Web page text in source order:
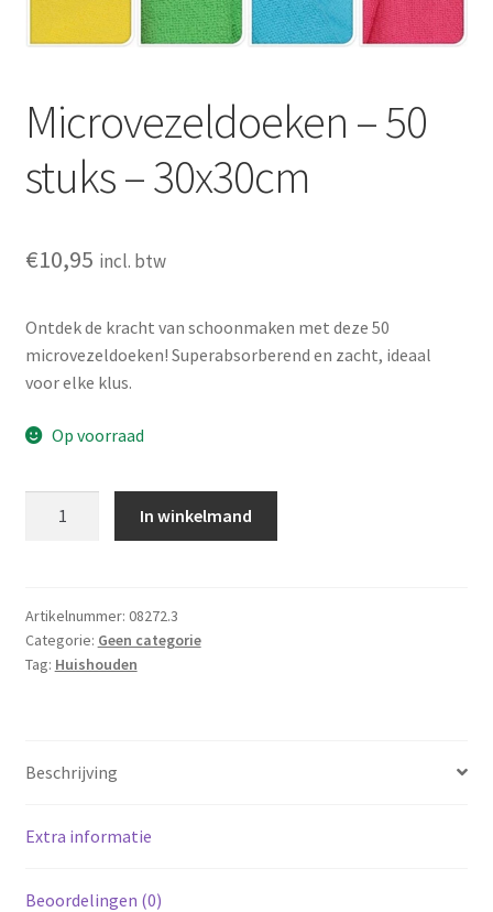
Elektronica
Speelgoed
Reizen
Microvezeldoeken – 50
stuks – 30x30cm
€10,95 incl. btw
Ontdek de kracht van schoonmaken met deze 50
microvezeldoeken! Superabsorberend en zacht, ideaal
voor elke klus.
Op voorraad
-
30x30cm
aantal
In winkelmand
Artikelnummer: 08272.3
Categorie: Geen categorie
Tag: Huishouden
Beschrijving
Extra informatie
Beoordelingen (0)